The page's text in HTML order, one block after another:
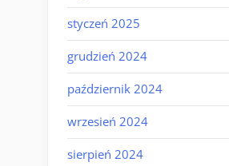
styczeń 2025
grudzień 2024
październik 2024
wrzesień 2024
sierpień 2024